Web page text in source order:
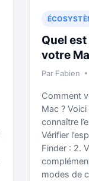
Quel
votre
Par Fabien
Comment
Mac ?
connaître
Vérifier
Finder : 2.
modes de